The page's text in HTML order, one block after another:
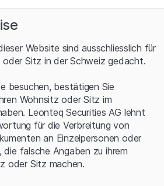
sich in den vergangenen zwölf
als ein Fünftel. In dem Index
30 Unternehmen –
Text genannten Titel – aus
den USA die Hauptrolle. Aktuell
23 Titel aus Übersee für 64%
verantwortlich. Das
ist allerdings mit einem
Obic. Neben dem
noch drei weitere Titel aus
der weltgrösste
Website sind ausschliesslich für
Sitz in der Schweiz gedacht.
besuchen, bestätigen Sie
Wohnsitz oder Sitz im
Leonteq Securities AG lehnt
für die Verbreitung von
an Einzelpersonen oder
die falsche Angaben zu ihrem
oder Sitz machen.